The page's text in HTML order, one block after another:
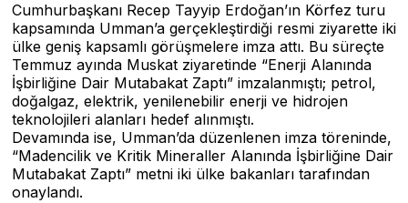
Cumhurbaşkanı Recep Tayyip Erdoğan’ın Körfez turu
kapsamında Umman’a gerçekleştirdiği resmi ziyarette iki
ülke geniş kapsamlı görüşmelere imza attı. Bu süreçte
Temmuz ayında Muskat ziyaretinde “Enerji Alanında
İşbirliğine Dair Mutabakat Zaptı” imzalanmıştı; petrol,
doğalgaz, elektrik, yenilenebilir enerji ve hidrojen
teknolojileri alanları hedef alınmıştı.
Devamında ise, Umman’da düzenlenen imza töreninde,
“Madencilik ve Kritik Mineraller Alanında İşbirliğine Dair
Mutabakat Zaptı” metni iki ülke bakanları tarafından
onaylandı.